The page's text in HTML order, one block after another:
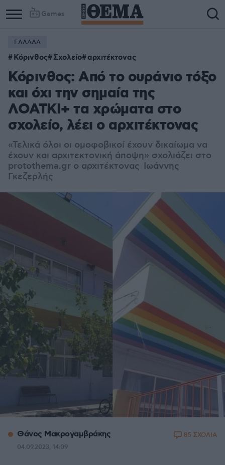
Games
ΕΛΛΑΔΑ
Κόρινθος Σχολείο αρχιτέκτονας
Κόρινθος: Από το ουράνιο τόξο
και όχι την σημαία της
ΛΟΑΤΚΙ+ τα χρώματα στο
σχολείο, λέει ο αρχιτέκτονας
«Τελικά όλοι οι ομοφοβικοί έχουν δικαίωμα να
έχουν και αρχιτεκτονική άποψη» σχολιάζει στο
protothema.gr ο αρχιτέκτονας Ιωάννης
Γκεζερλής
Θάνος Μακρογαμβράκης
04.09.2023, 14:09
85 ΣΧΟΛΙΑ